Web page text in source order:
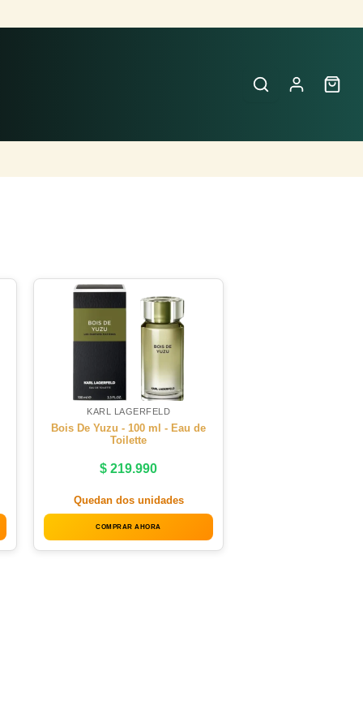
KARL LAGERFELD
Bois De Yuzu - 100 ml - Eau de
Toilette
$ 219.990
Quedan dos unidades
COMPRAR AHORA